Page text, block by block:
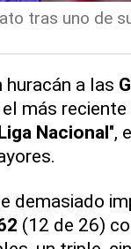
tras uno de
a las
más
Nacional",
demasiado
(12 de 26)